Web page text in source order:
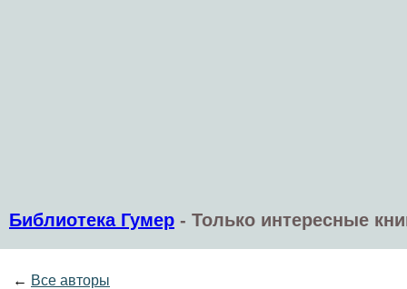
Библиотека Гумер - Только интересные
← Все авторы